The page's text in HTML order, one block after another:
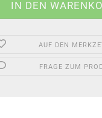
AUF DEN
FRAGE ZUM